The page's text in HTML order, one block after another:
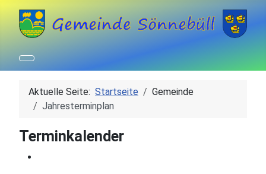
Aktuelle Seite: Startseite
Gemeinde
Jahresterminplan
Terminkalender